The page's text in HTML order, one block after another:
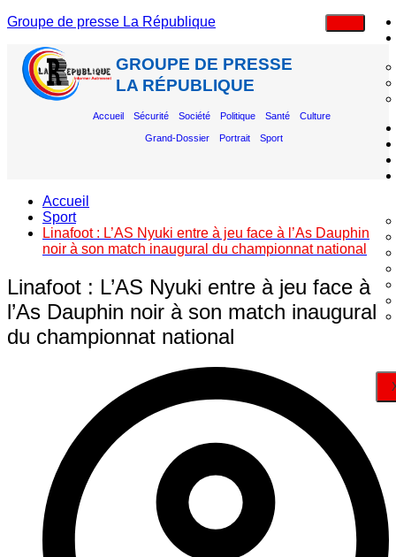
Groupe de presse La République
GROUPE DE PRESSE
LA RÉPUBLIQUE
Accueil Sécurité Société Politique Santé Culture
Grand-Dossier Portrait Sport
Accueil
Sport
Linafoot : L’AS Nyuki entre à jeu face à l’As Dauphin
noir à son match inaugural du championnat national
Linafoot : L’AS Nyuki entre à jeu face à
l’As Dauphin noir à son match inaugural
du championnat national